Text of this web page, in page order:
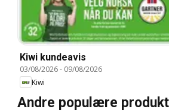
Kiwi kundeavis
03/08/2026- 09/08/2026
Kiwi
Andre populære